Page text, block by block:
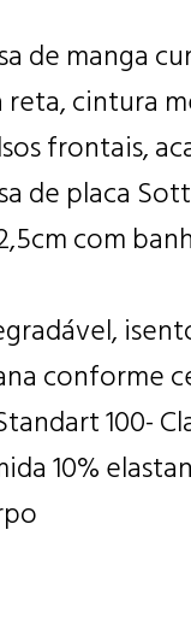
de manga
cintura
frontais,
de placa
com
conforme
100-
10%